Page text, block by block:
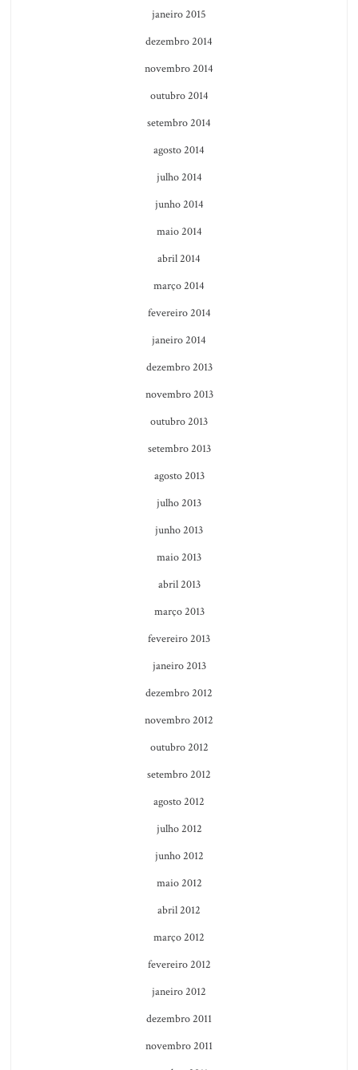
janeiro 2015
dezembro 2014
novembro 2014
outubro 2014
setembro 2014
agosto 2014
julho 2014
junho 2014
maio 2014
abril 2014
março 2014
fevereiro 2014
janeiro 2014
dezembro 2013
novembro 2013
outubro 2013
setembro 2013
agosto 2013
julho 2013
junho 2013
maio 2013
abril 2013
março 2013
fevereiro 2013
janeiro 2013
dezembro 2012
novembro 2012
outubro 2012
setembro 2012
agosto 2012
julho 2012
junho 2012
maio 2012
abril 2012
março 2012
fevereiro 2012
janeiro 2012
dezembro 2011
novembro 2011